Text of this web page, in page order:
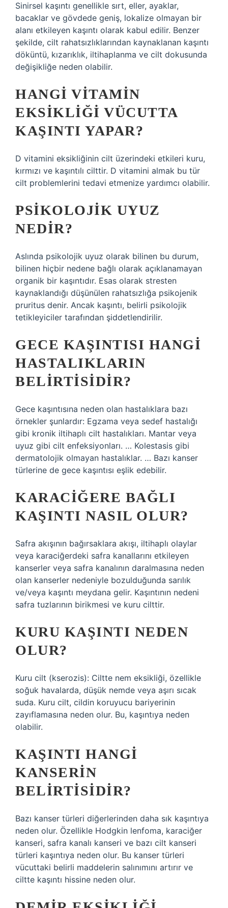
Sinirsel kaşıntı genellikle sırt, eller, ayaklar,
bacaklar ve gövdede geniş, lokalize olmayan bir
alanı etkileyen kaşıntı olarak kabul edilir. Benzer
şekilde, cilt rahatsızlıklarından kaynaklanan kaşıntı
döküntü, kızarıklık, iltihaplanma ve cilt dokusunda
değişikliğe neden olabilir.
HANGI VITAMIN
EKSIKLIĞI VÜCUTTA
KAŞINTI YAPAR?
D vitamini eksikliğinin cilt üzerindeki etkileri kuru,
kırmızı ve kaşıntılı cilttir. D vitamini almak bu tür
cilt problemlerini tedavi etmenize yardımcı olabilir.
PSIKOLOJIK UYUZ
NEDIR?
Aslında psikolojik uyuz olarak bilinen bu durum,
bilinen hiçbir nedene bağlı olarak açıklanamayan
organik bir kaşıntıdır. Esas olarak stresten
kaynaklandığı düşünülen rahatsızlığa psikojenik
pruritus denir. Ancak kaşıntı, belirli psikolojik
tetikleyiciler tarafından şiddetlendirilir.
GECE KAŞINTISI HANGI
HASTALIKLARIN
BELIRTISIDIR?
Gece kaşıntısına neden olan hastalıklara bazı
örnekler şunlardır: Egzama veya sedef hastalığı
gibi kronik iltihaplı cilt hastalıkları. Mantar veya
uyuz gibi cilt enfeksiyonları. … Kolestasis gibi
dermatolojik olmayan hastalıklar. … Bazı kanser
türlerine de gece kaşıntısı eşlik edebilir.
KARACIĞERE BAĞLI
KAŞINTI NASIL OLUR?
Safra akışının bağırsaklara akışı, iltihaplı olaylar
veya karaciğerdeki safra kanallarını etkileyen
kanserler veya safra kanalının daralmasına neden
olan kanserler nedeniyle bozulduğunda sarılık
ve/veya kaşıntı meydana gelir. Kaşıntının nedeni
safra tuzlarının birikmesi ve kuru cilttir.
KURU KAŞINTI NEDEN
OLUR?
Kuru cilt (kserozis): Ciltte nem eksikliği, özellikle
soğuk havalarda, düşük nemde veya aşırı sıcak
suda. Kuru cilt, cildin koruyucu bariyerinin
zayıflamasına neden olur. Bu, kaşıntıya neden
olabilir.
KAŞINTI HANGI
KANSERIN
BELIRTISIDIR?
Bazı kanser türleri diğerlerinden daha sık kaşıntıya
neden olur. Özellikle Hodgkin lenfoma, karaciğer
kanseri, safra kanalı kanseri ve bazı cilt kanseri
türleri kaşıntıya neden olur. Bu kanser türleri
vücuttaki belirli maddelerin salınımını artırır ve
ciltte kaşıntı hissine neden olur.